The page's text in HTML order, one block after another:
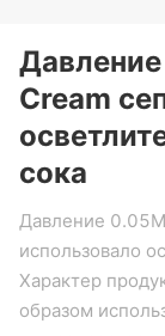
Cream
сока
Давление
использовало
Характер
образом